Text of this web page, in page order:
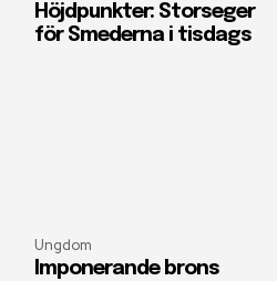
Höjdpunkter: Storseger
för Smederna i tisdags
Ungdom
Imponerande brons